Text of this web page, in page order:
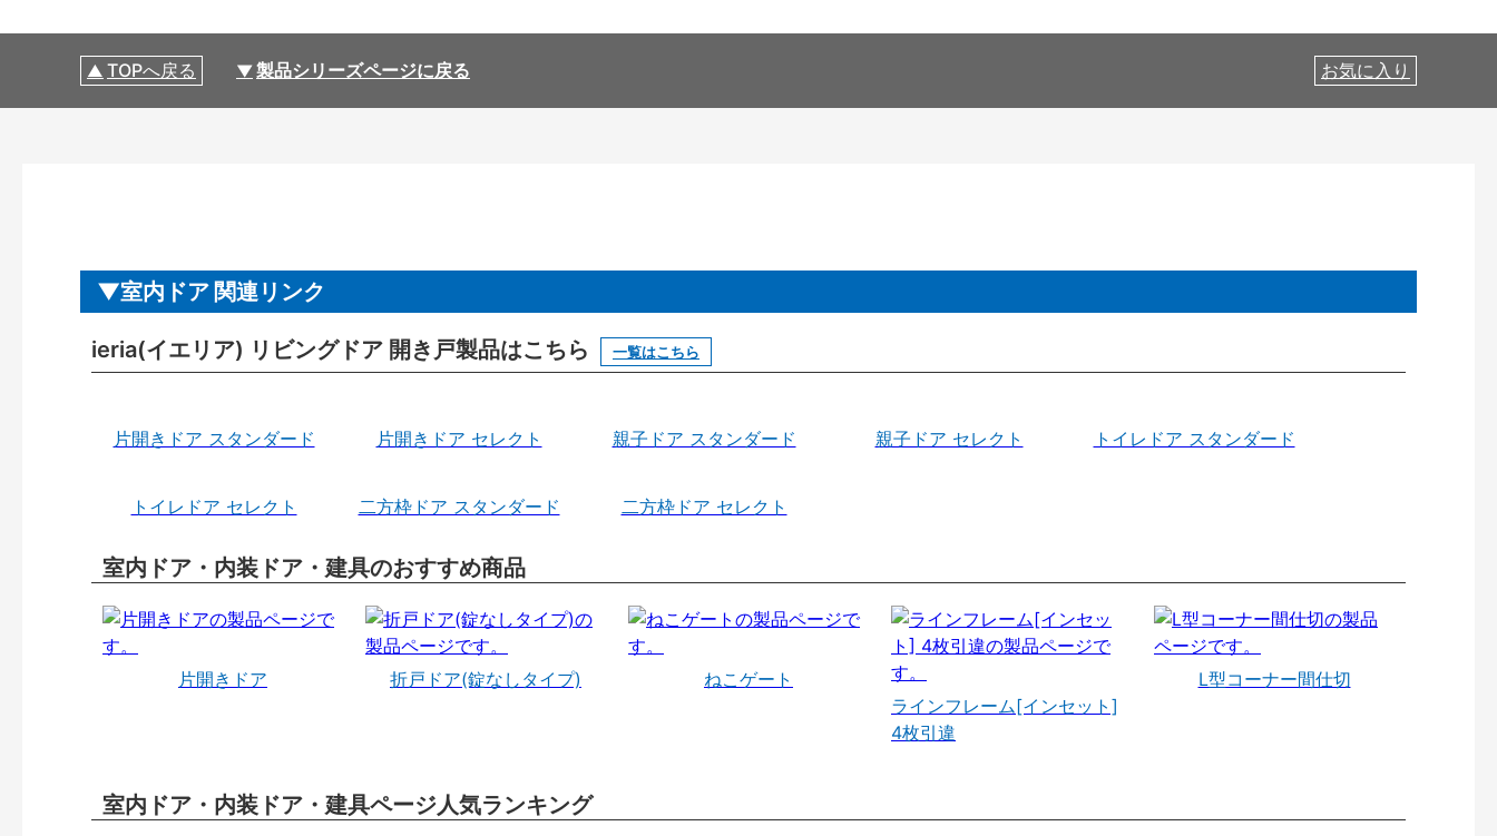
TOPへ戻る 製品シリーズページに戻る お気に入り
室内ドア 関連リンク
ieria(イエリア) リビングドア 開き戸製品はこちら 一覧はこちら
片開きドア スタンダード 片開きドア セレクト 親子ドア スタンダード 親子ドア セレクト トイレドア スタンダード
トイレドア セレクト 二方枠ドア スタンダード 二方枠ドア セレクト
室内ドア・内装ドア・建具のおすすめ商品
片開きドア 折戸ドア(錠なしタイプ)
ねこゲート
ラインフレーム[インセット]
4枚引違
L型コーナー間仕切
室内ドア・内装ドア・建具ページ人気ランキング